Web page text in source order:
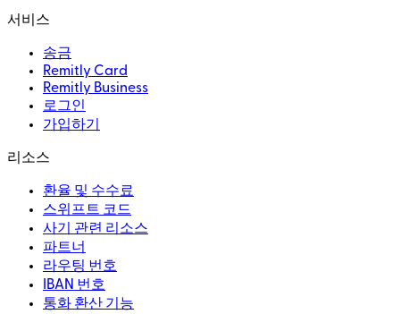
서비스
송금
Remitly Card
Remitly Business
로그인
가입하기
리소스
환율 및 수수료
스위프트 코드
사기 관련 리소스
파트너
라우팅 번호
IBAN 번호
통화 환산 기능